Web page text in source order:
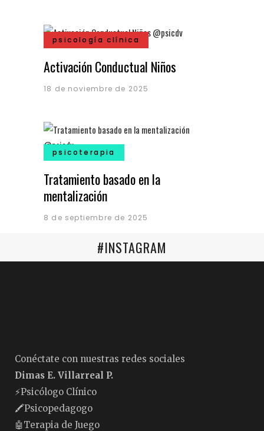
psicología clínica
Activación Conductual Niños
18 de noviembre de 2025
psicoterapia
Tratamiento basado en la
mentalización
8 de septiembre de 2025
#INSTAGRAM
Conéctate con nuestras redes sociales
Dimas E. Villarreal P.
⚡️Psicólogo Clínico
🖍Psicopedagogo
🤖Terapia de Juego